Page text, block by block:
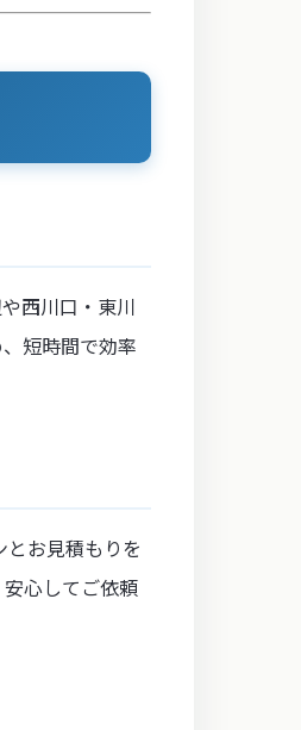
西川口・東川
短時間で効率
お見積もりを
心してご依頼